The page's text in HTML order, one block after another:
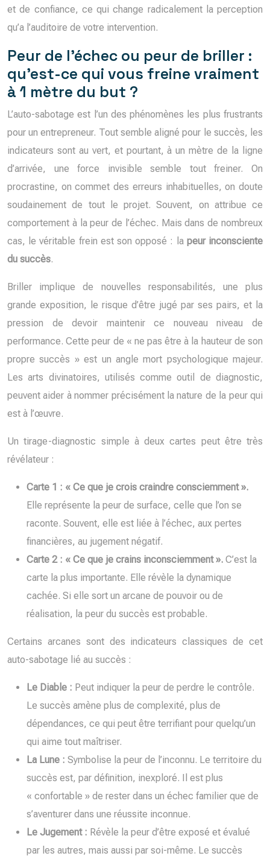
et de confiance, ce qui change radicalement la perception
qu’a l’auditoire de votre intervention.
Peur de l’échec ou peur de briller :
qu’est-ce qui vous freine vraiment
à 1 mètre du but ?
L’auto-sabotage est l’un des phénomènes les plus frustrants
pour un entrepreneur. Tout semble aligné pour le succès, les
indicateurs sont au vert, et pourtant, à un mètre de la ligne
d’arrivée, une force invisible semble tout freiner. On
procrastine, on commet des erreurs inhabituelles, on doute
soudainement de tout le projet. Souvent, on attribue ce
comportement à la peur de l’échec. Mais dans de nombreux
cas, le véritable frein est son opposé : la peur inconsciente
du succès.
Briller implique de nouvelles responsabilités, une plus
grande exposition, le risque d’être jugé par ses pairs, et la
pression de devoir maintenir ce nouveau niveau de
performance. Cette peur de « ne pas être à la hauteur de son
propre succès » est un angle mort psychologique majeur.
Les arts divinatoires, utilisés comme outil de diagnostic,
peuvent aider à nommer précisément la nature de la peur qui
est à l’œuvre.
Un tirage-diagnostic simple à deux cartes peut être très
révélateur :
Carte 1 : « Ce que je crois craindre consciemment ».
Elle représente la peur de surface, celle que l’on se
raconte. Souvent, elle est liée à l’échec, aux pertes
financières, au jugement négatif.
Carte 2 : « Ce que je crains inconsciemment ». C’est la
carte la plus importante. Elle révèle la dynamique
cachée. Si elle sort un arcane de pouvoir ou de
réalisation, la peur du succès est probable.
Certains arcanes sont des indicateurs classiques de cet
auto-sabotage lié au succès :
Le Diable : Peut indiquer la peur de perdre le contrôle.
Le succès amène plus de complexité, plus de
dépendances, ce qui peut être terrifiant pour quelqu’un
qui aime tout maîtriser.
La Lune : Symbolise la peur de l’inconnu. Le territoire du
succès est, par définition, inexploré. Il est plus
« confortable » de rester dans un échec familier que de
s’aventurer dans une réussite inconnue.
Le Jugement : Révèle la peur d’être exposé et évalué
par les autres, mais aussi par soi-même. Le succès